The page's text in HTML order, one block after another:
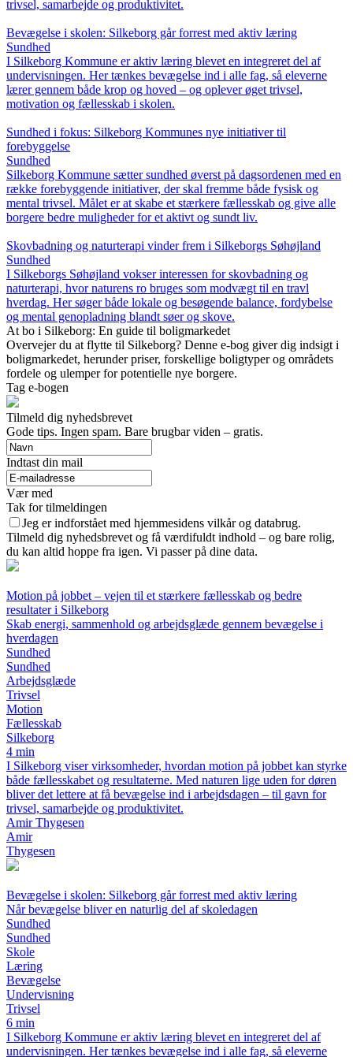
trivsel, samarbejde og produktivitet.
Bevægelse i skolen: Silkeborg går forrest med aktiv læring
Sundhed
I Silkeborg Kommune er aktiv læring blevet en integreret del af
undervisningen. Her tænkes bevægelse ind i alle fag, så eleverne
lærer gennem både krop og hoved – og oplever øget trivsel,
motivation og fællesskab i skolen.
Sundhed i fokus: Silkeborg Kommunes nye initiativer til
forebyggelse
Sundhed
Silkeborg Kommune sætter sundhed øverst på dagsordenen med en
række forebyggende initiativer, der skal fremme både fysisk og
mental trivsel. Målet er at skabe et stærkere fællesskab og give alle
borgere bedre muligheder for et aktivt og sundt liv.
Skovbadning og naturterapi vinder frem i Silkeborgs Søhøjland
Sundhed
I Silkeborgs Søhøjland vokser interessen for skovbadning og
naturterapi, hvor naturens ro bruges som modvægt til en travl
hverdag. Her søger både lokale og besøgende balance, fordybelse
og mental genopladning blandt søer og skove.
At bo i Silkeborg: En guide til boligmarkedet
Overvejer du at flytte til Silkeborg? Denne e-bog giver dig indsigt i
boligmarkedet, herunder priser, forskellige boligtyper og områdets
fordele og ulemper for potentielle nye borgere.
Tag e-bogen
Tilmeld dig nyhedsbrevet
Gode tips. Ingen spam. Bare brugbar viden – gratis.
Indtast din mail
Vær med
Tak for tilmeldingen
Jeg er indforstået med hjemmesidens vilkår og databrug.
Tilmeld dig nyhedsbrevet og få værdifuldt indhold – og bare rolig,
du kan altid hoppe fra igen. Vi passer på dine data.
Motion på jobbet – vejen til et stærkere fællesskab og bedre
resultater i Silkeborg
Skab energi, sammenhold og arbejdsglæde gennem bevægelse i
hverdagen
Sundhed
Sundhed
Arbejdsglæde
Trivsel
Motion
Fællesskab
Silkeborg
4 min
I Silkeborg viser virksomheder, hvordan motion på jobbet kan styrke
både fællesskabet og resultaterne. Med naturen lige uden for døren
bliver det lettere at få bevægelse ind i arbejdsdagen – til gavn for
trivsel, samarbejde og produktivitet.
Amir Thygesen
Amir
Thygesen
Bevægelse i skolen: Silkeborg går forrest med aktiv læring
Når bevægelse bliver en naturlig del af skoledagen
Sundhed
Sundhed
Skole
Læring
Bevægelse
Undervisning
Trivsel
6 min
I Silkeborg Kommune er aktiv læring blevet en integreret del af
undervisningen. Her tænkes bevægelse ind i alle fag, så eleverne